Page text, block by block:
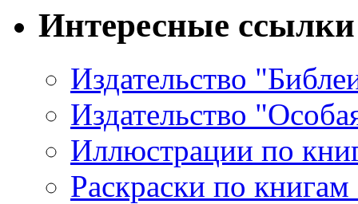
Интересные ссылки
Издательство
Издательство
Иллюстрации по
Раскраски по